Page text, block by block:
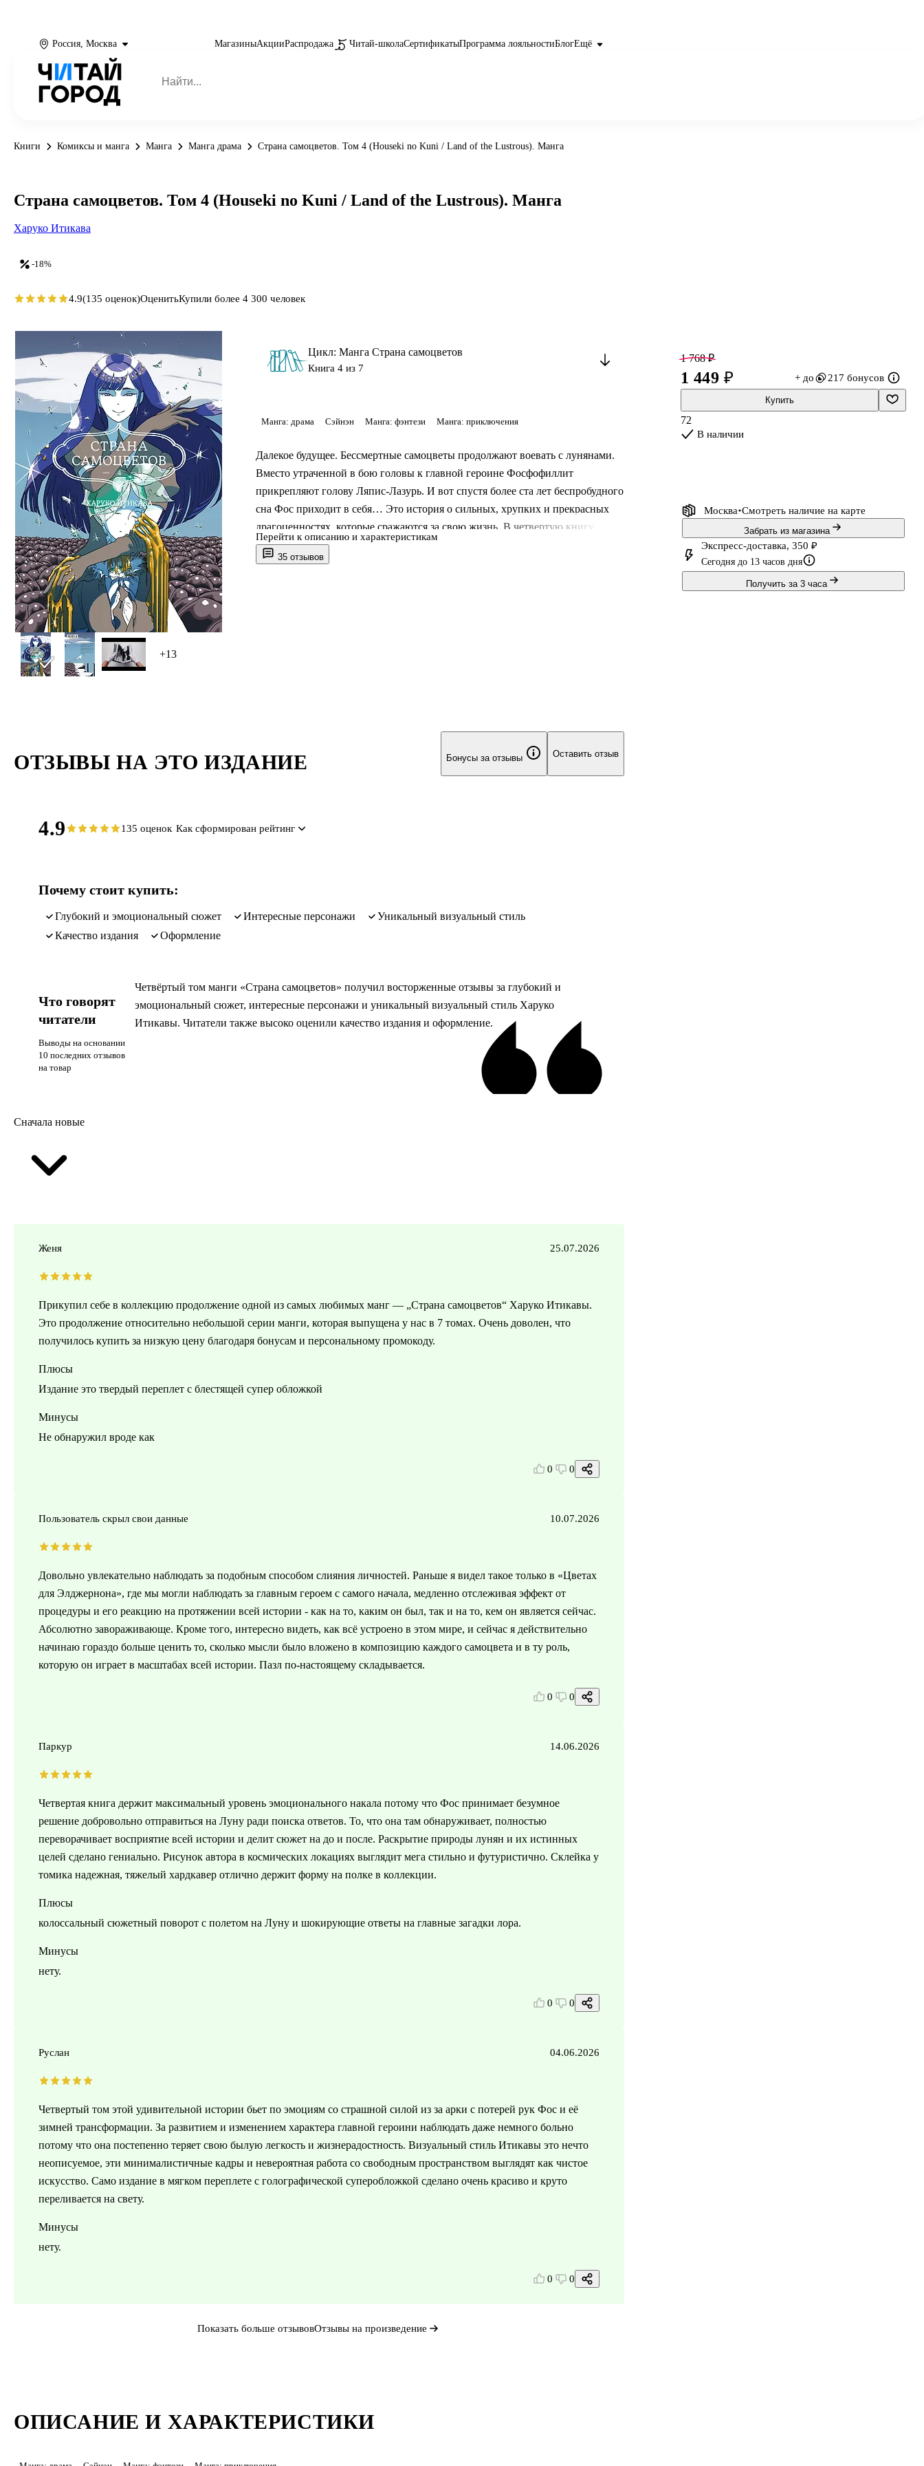
Россия, Москва МагазиныАкцииРаспродажа Читай-школаСертификатыПрограмма лояльностиБлогЕщё
Книги Комиксы и манга Манга Манга драма Страна самоцветов. Том 4 (Houseki no Kuni / Land of the Lustrous). Манга
+13
35 отзывов
Цикл: Манга Страна самоцветов
Книга 4 из 7
Манга: драма Сэйнэн Манга: фэнтези Манга: приключения
Далекое будущее. Бессмертные самоцветы продолжают воевать с лунянами.
Вместо утраченной в бою головы к главной героине Фосфофиллит
прикрепляют голову Ляпис-Лазурь. И вот спустя более ста лет беспробудного
сна Фос приходит в себя… Это история о сильных, хрупких и прекрасных
драгоценностях, которые сражаются за свою жизнь. В четвертую книгу
вошли главы 45–61, а также две бонусные истории.
Перейти к описанию и характеристикам
-18%
Страна самоцветов. Том 4 (Houseki no Kuni / Land of the Lustrous). Манга
Харуко Итикава
4.9(135 оценок)ОценитьКупили более 4 300 человек
1 768 ₽
1 449 ₽ + до 217 бонусов
Купить
72
В наличии
Москва Смотреть наличие на карте
Забрать из магазина
Экспресс-доставка, 350 ₽
Сегодня до 13 часов дня
Получить за 3 часа
ОПИСАНИЕ И ХАРАКТЕРИСТИКИ
ОТЗЫВЫ НА ЭТО ИЗДАНИЕ Бонусы за отзывы Оставить отзыв
4.9 135 оценок Как сформирован рейтинг
Почему стоит купить:
глубокий и эмоциональный сюжет интересные персонажи
уникальный визуальный стиль
качество издания
оформление
Что говорят
читатели
Выводы на основании
10 последних отзывов
на товар
Четвёртый том манги «Страна самоцветов» получил восторженные отзывы за глубокий и
эмоциональный сюжет, интересные персонажи и уникальный визуальный стиль Харуко
Итикавы. Читатели также высоко оценили качество издания и оформление.
Сначала новые
Женя 25.07.2026
Прикупил себе в коллекцию продолжение одной из самых любимых манг — „Страна самоцветов“ Харуко Итикавы.
Это продолжение относительно небольшой серии манги, которая выпущена у нас в 7 томах. Очень доволен, что
получилось купить за низкую цену благодаря бонусам и персональному промокоду.
Плюсы
Издание это твердый переплет с блестящей супер обложкой
Минусы
Не обнаружил вроде как
0 0
Пользователь скрыл свои данные 10.07.2026
Довольно увлекательно наблюдать за подобным способом слияния личностей. Раньше я видел такое только в «Цветах
для Элджернона», где мы могли наблюдать за главным героем с самого начала, медленно отслеживая эффект от
процедуры и его реакцию на протяжении всей истории - как на то, каким он был, так и на то, кем он является сейчас.
Абсолютно завораживающе. Кроме того, интересно видеть, как всё устроено в этом мире, и сейчас я действительно
начинаю гораздо больше ценить то, сколько мысли было вложено в композицию каждого самоцвета и в ту роль,
которую он играет в масштабах всей истории. Пазл по-настоящему складывается.
0 0
Паркур 14.06.2026
Четвертая книга держит максимальный уровень эмоционального накала потому что Фос принимает безумное
решение добровольно отправиться на Луну ради поиска ответов. То, что она там обнаруживает, полностью
переворачивает восприятие всей истории и делит сюжет на до и после. Раскрытие природы лунян и их истинных
целей сделано гениально. Рисунок автора в космических локациях выглядит мега стильно и футуристично. Склейка у
томика надежная, тяжелый хардкавер отлично держит форму на полке в коллекции.
Плюсы
колоссальный сюжетный поворот с полетом на Луну и шокирующие ответы на главные загадки лора.
Минусы
нету.
0 0
Руслан 04.06.2026
Четвертый том этой удивительной истории бьет по эмоциям со страшной силой из за арки с потерей рук Фос и её
зимней трансформации. За развитием и изменением характера главной героини наблюдать даже немного больно
потому что она постепенно теряет свою былую легкость и жизнерадостность. Визуальный стиль Итикавы это нечто
неописуемое, эти минималистичные кадры и невероятная работа со свободным пространством выглядят как чистое
искусство. Само издание в мягком переплете с голографической суперобложкой сделано очень красиво и круто
переливается на свету.
Минусы
нету.
0 0
Показать больше отзывовОтзывы на произведение